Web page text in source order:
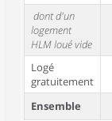
dont d'un
logement
HLM loué vide
Logé
gratuitement
Ensemble